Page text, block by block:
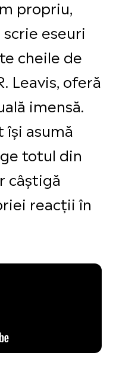
propriu,
eseuri
cheile de
Leavis, oferă
imensă.
asumă
totul din
câștigă
reacții în